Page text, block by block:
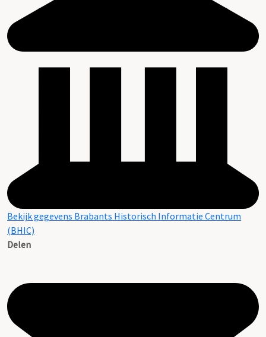
Bekijk gegevens Brabants Historisch Informatie Centrum
(BHIC)
Delen